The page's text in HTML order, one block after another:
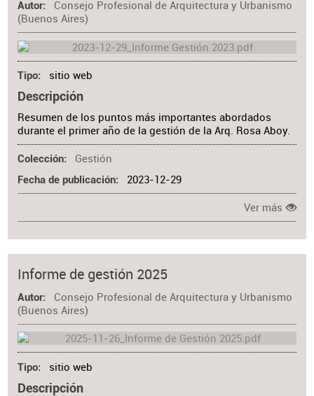
Autor
Consejo Profesional de Arquitectura y Urbanismo
(Buenos Aires)
Tipo sitio web
Descripción
Resumen de los puntos más importantes abordados
durante el primer año de la gestión de la Arq. Rosa Aboy.
Colección Gestión
Fecha de publicación 2023-12-29
Ver más
Informe de gestión 2025
Autor
Consejo Profesional de Arquitectura y Urbanismo
(Buenos Aires)
Tipo sitio web
Descripción